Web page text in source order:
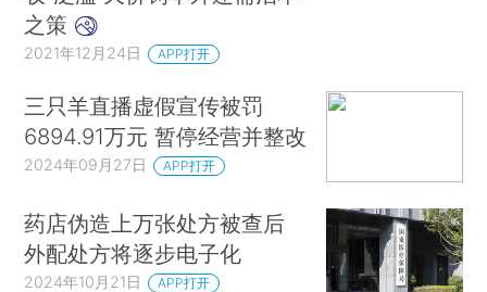
之策
2021年12月24日 APP打开
三只羊直播虚假宣传被罚
6894.91万元 暂停经营并整改
2024年09月27日 APP打开
药店伪造上万张处方被查后
外配处方将逐步电子化
2024年10月21日 APP打开